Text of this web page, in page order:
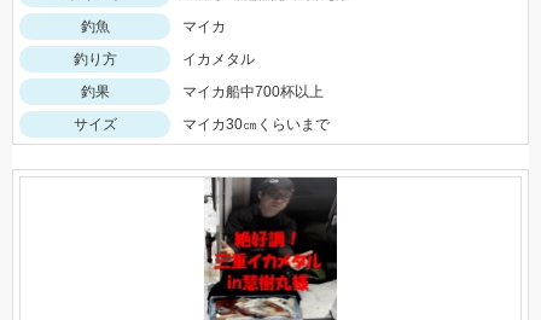
釣魚
マイカ
釣り方
イカメタル
釣果
マイカ船中700杯以上
サイズ
マイカ30㎝くらいまで